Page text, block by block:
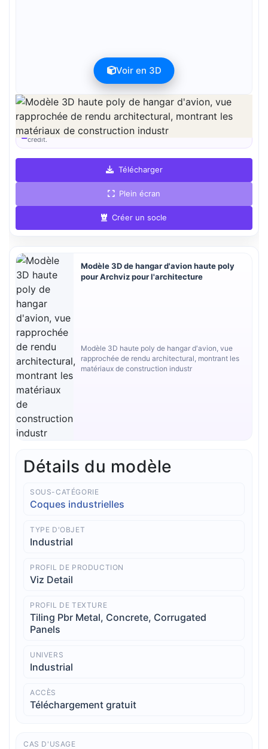
Voir en 3D
L'aperçu peut être téléchargé gratuitement. La qualité complète est
disponible après inscription pour 1 crédit.
L'aperçu est gratuit. La qualité complète nécessite une inscription et 1
crédit.
Télécharger
Plein écran
Créer un socle
Modèle 3D de hangar d'avion haute poly
pour Archviz pour l'architecture
Modèle 3D haute poly de hangar d'avion, vue
rapprochée de rendu architectural, montrant les
matériaux de construction industr
Détails du modèle
SOUS-CATÉGORIE
Coques industrielles
TYPE D'OBJET
Industrial
PROFIL DE PRODUCTION
Viz Detail
PROFIL DE TEXTURE
Tiling Pbr Metal, Concrete, Corrugated
Panels
UNIVERS
Industrial
ACCÈS
Téléchargement gratuit
CAS D'USAGE